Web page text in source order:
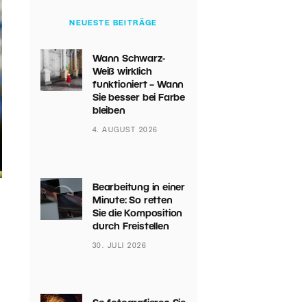
NEUESTE BEITRÄGE
Wann Schwarz-
Weiß wirklich
funktioniert – Wann
Sie besser bei Farbe
bleiben
4. AUGUST 2026
Bearbeitung in einer
Minute: So retten
Sie die Komposition
durch Freistellen
30. JULI 2026